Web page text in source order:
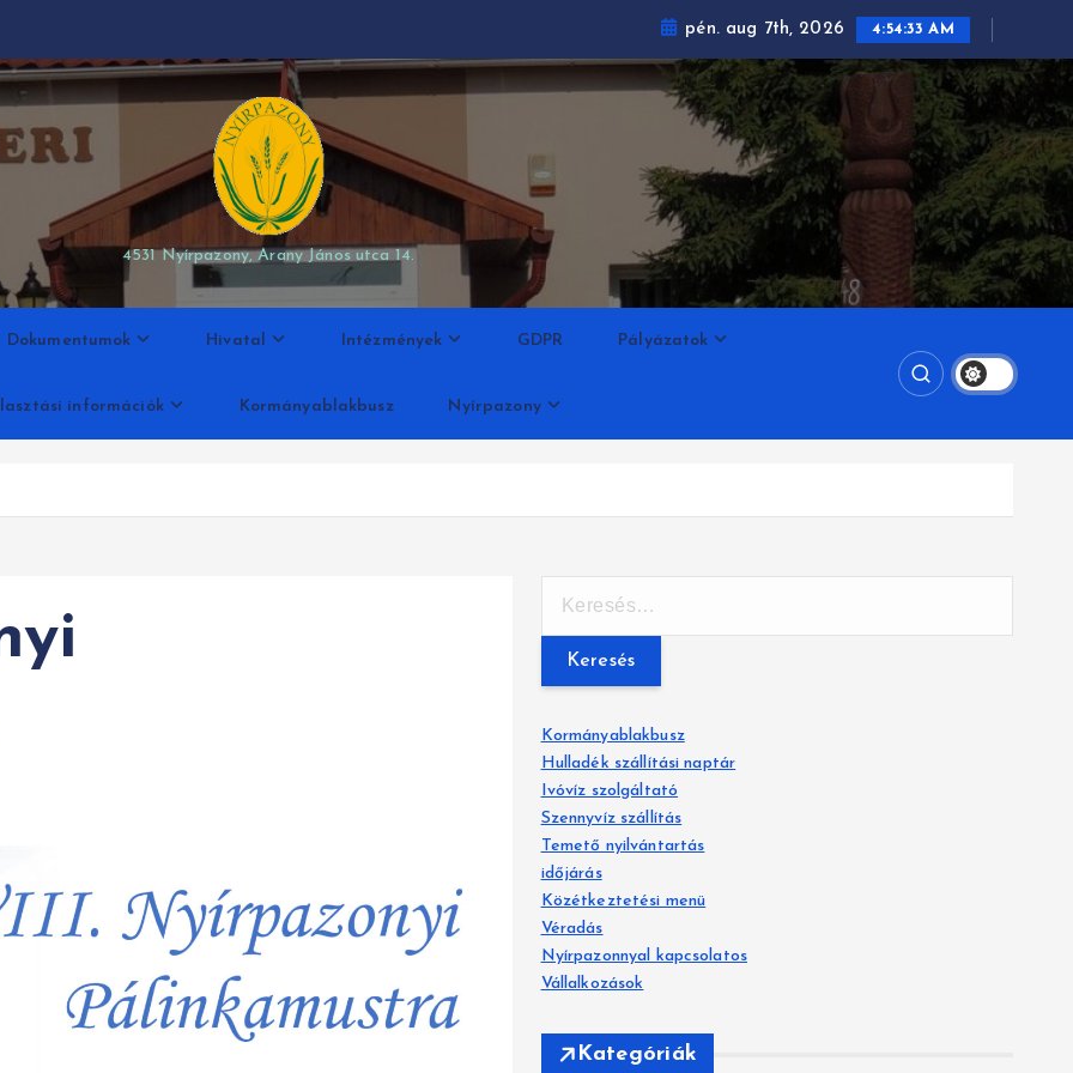
pén. aug 7th, 2026 4:54:34 AM
4531 Nyírpazony, Arany János utca 14.
Dokumentumok Hivatal Intézmények GDPR Pályázatok
információk Kormányablakbusz Nyírpazony
é
s
:
Kormányablakbusz
Hulladék szállítási naptár
Ivóvíz szolgáltató
Szennyvíz szállítás
Temető nyilvántartás
időjárás
Közétkeztetési menü
Véradás
Nyírpazonnyal kapcsolatos
Vállalkozások
Kategóriák